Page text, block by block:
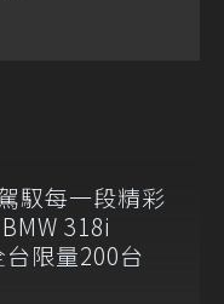
馭每一段精彩
318i
限量200台